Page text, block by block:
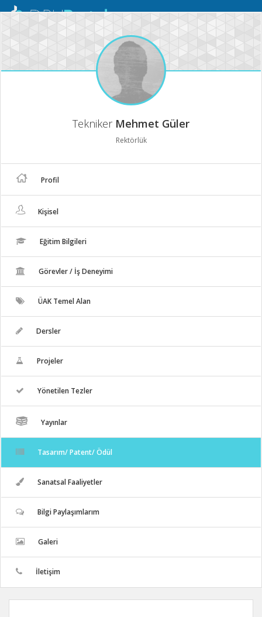
Mobil
Tekniker Mehmet Güler
Rektörlük
Profil
Kişisel
Eğitim Bilgileri
Görevler / İş Deneyimi
ÜAK Temel Alan
Dersler
Projeler
Yönetilen Tezler
Yayınlar
Tasarım/ Patent/ Ödül
Sanatsal Faaliyetler
Bilgi Paylaşımlarım
Galeri
İletişim